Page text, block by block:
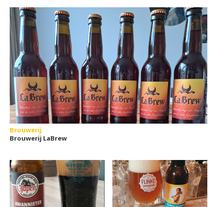
Brouwerij
Brouwerij LaBrew